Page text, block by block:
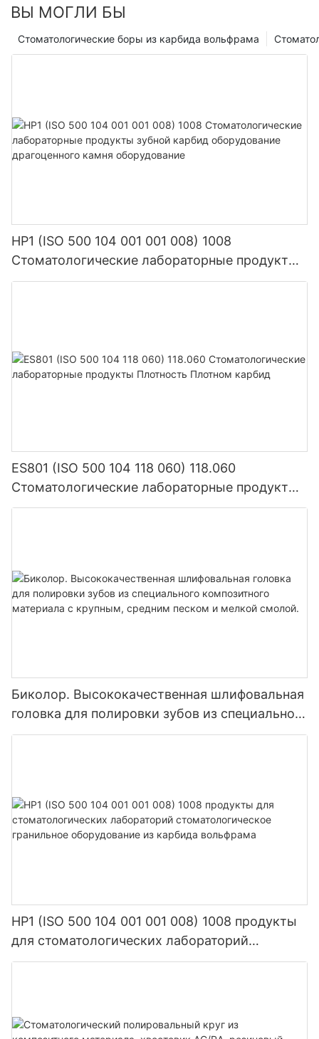
ВЫ МОГЛИ БЫ
Стоматологические боры из карбида вольфрама
HP1 (ISO 500 104 001 001 008) 1008
Стоматологические лабораторные продукты
зубной карбид оборудование драгоценного
ES801 (ISO 500 104 118 060) 118.060
Стоматологические лабораторные продукты
Плотность Плотном карбид
Биколор. Высококачественная шлифовальная
головка для полировки зубов из специального
композитного материала с крупным, средним
HP1 (ISO 500 104 001 001 008) 1008 продукты
для стоматологических лабораторий
стоматологическое гранильное оборудование